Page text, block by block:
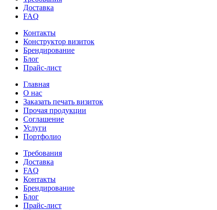
Доставка
FAQ
Контакты
Конструктор визиток
Брендирование
Блог
Прайс-лист
Главная
О нас
Заказать печать визиток
Прочая продукции
Соглашение
Услуги
Портфолио
Требования
Доставка
FAQ
Контакты
Брендирование
Блог
Прайс-лист